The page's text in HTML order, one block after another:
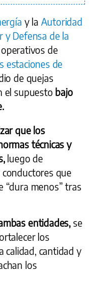
y la Autoridad
y Defensa de la
de
estaciones de
de quejas
el supuesto bajo
que los
técnicas y
luego de
que
“dura menos” tras
entidades, se
los
calidad, cantidad y
los